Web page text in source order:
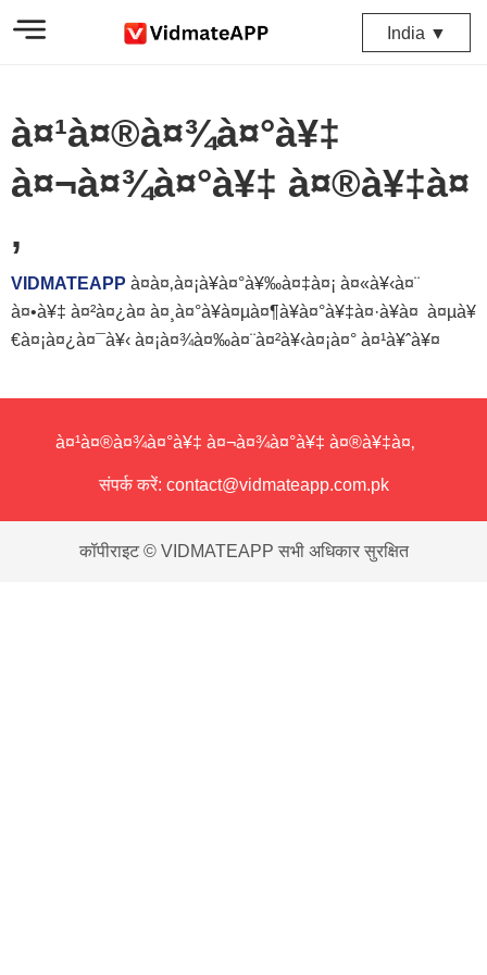
India ▼
à¤¹à¤®à¤¾à¤°à¥‡
à¤¬à¤¾à¤°à¥‡ à¤®à¥‡à¤
‚
VIDMATEAPP à¤à¤‚à¤¡à¥à¤°à¥‰à¤‡à¤¡ à¤«à¥‹à¤¨
à¤•à¥‡ à¤²à¤¿à¤ à¤¸à¤°à¥à¤µà¤¶à¥à¤°à¥‡à¤·à¥à¤ à¤µà¥
€à¤¡à¤¿à¤¯à¥‹ à¤¡à¤¾à¤‰à¤¨à¤²à¥‹à¤¡à¤° à¤¹à¥ˆà¥¤
à¤¹à¤®à¤¾à¤°à¥‡ à¤¬à¤¾à¤°à¥‡ à¤®à¥‡à¤‚
संपर्क करें: contact@vidmateapp.com.pk
कॉपीराइट © VIDMATEAPP सभी अधिकार सुरक्षित